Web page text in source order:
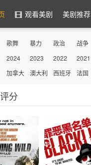
观看美剧 美剧推荐
歌舞 暴力 政治 战争
喜剧 吸血鬼 同性 史诗
2024 2023 2022 2021
加拿大
澳大利
西班牙 法国
分